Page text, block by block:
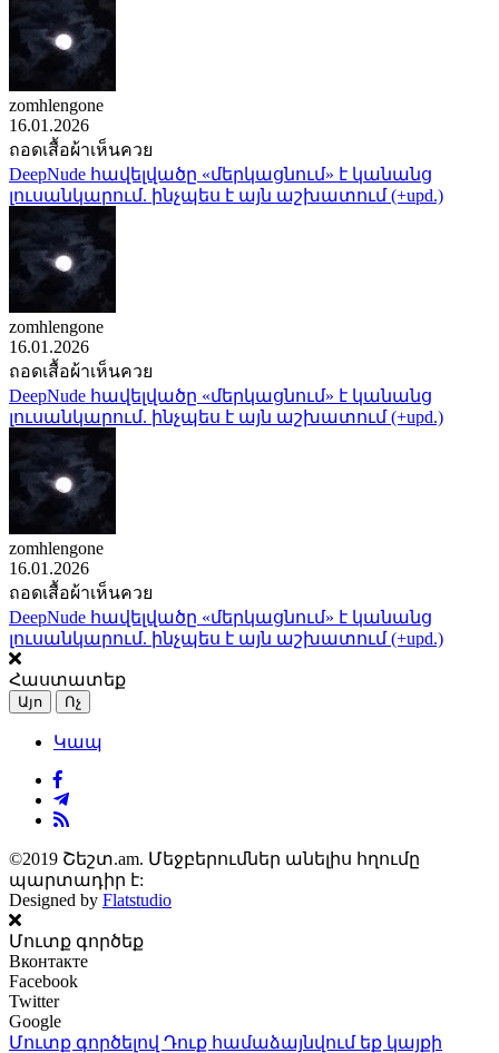
zomhlengone
16.01.2026
ถอดเสื้อผ้าเห็นควย
DeepNude հավելվածը «մերկացնում» է կանանց
լուսանկարում. ինչպես է այն աշխատում (+upd.)
zomhlengone
16.01.2026
ถอดเสื้อผ้าเห็นควย
DeepNude հավելվածը «մերկացնում» է կանանց
լուսանկարում. ինչպես է այն աշխատում (+upd.)
zomhlengone
16.01.2026
ถอดเสื้อผ้าเห็นควย
DeepNude հավելվածը «մերկացնում» է կանանց
լուսանկարում. ինչպես է այն աշխատում (+upd.)
Հաստատեք
Այո Ոչ
Կապ
©2019 Շեշտ.am. Մեջբերումներ անելիս հղումը
պարտադիր է:
Designed by Flatstudio
Մուտք գործեք
Вконтакте
Facebook
Twitter
Google
Մուտք գործելով Դուք համաձայնվում եք կայքի